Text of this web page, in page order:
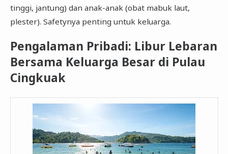
tinggi, jantung) dan anak-anak (obat mabuk laut,
plester). Safetynya penting untuk keluarga.
Pengalaman Pribadi: Libur Lebaran
Bersama Keluarga Besar di Pulau
Cingkuak